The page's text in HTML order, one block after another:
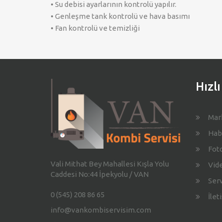
• Su debisi ayarlarının kontrolü yapılır.
• Genleşme tank kontrolü ve hava basımı
• Fan kontrolü ve temizliği
Vali Mithat Bey Mahallesi Kışla Yolu
Caddesi No:44 İpekyolu / VAN
0 (545) 208 86 65
info@vankombiservisim.com